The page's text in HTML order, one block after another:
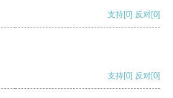
支持[0] 反对[0]
支持[0] 反对[0]